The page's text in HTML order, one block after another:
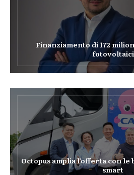
Finanziamento di 172
fotovoltaici
Octopus amplia l’offerta con
smart